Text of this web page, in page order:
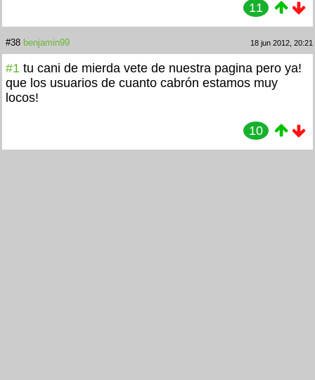
11
#38 benjamin99 18 jun 2012, 20:21
#1 tu cani de mierda vete de nuestra pagina pero ya!
que los usuarios de cuanto cabrón estamos muy
locos!
10